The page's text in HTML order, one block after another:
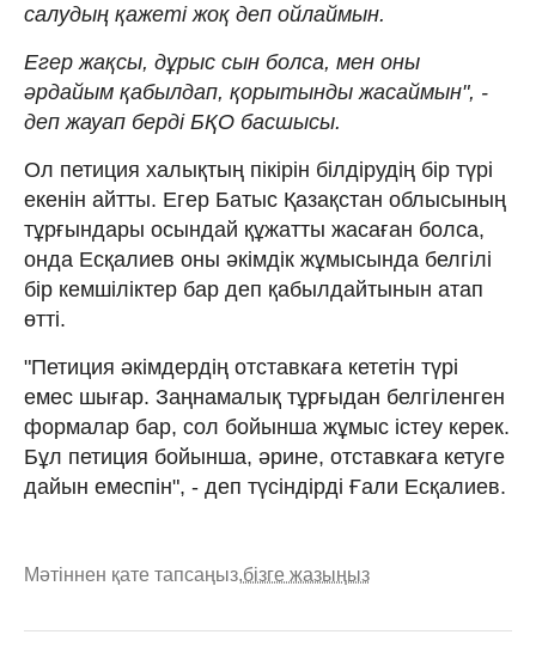
салудың қажеті жоқ деп ойлаймын.
Егер жақсы, дұрыс сын болса, мен оны
әрдайым қабылдап, қорытынды жасаймын", -
деп жауап берді БҚО басшысы.
Ол петиция халықтың пікірін білдірудің бір түрі
екенін айтты. Егер Батыс Қазақстан облысының
тұрғындары осындай құжатты жасаған болса,
онда Есқалиев оны әкімдік жұмысында белгілі
бір кемшіліктер бар деп қабылдайтынын атап
өтті.
"Петиция әкімдердің отставкаға кететін түрі
емес шығар. Заңнамалық тұрғыдан белгіленген
формалар бар, сол бойынша жұмыс істеу керек.
Бұл петиция бойынша, әрине, отставкаға кетуге
дайын емеспін", - деп түсіндірді Ғали Есқалиев.
Мәтіннен қате тапсаңыз,бізге жазыңыз